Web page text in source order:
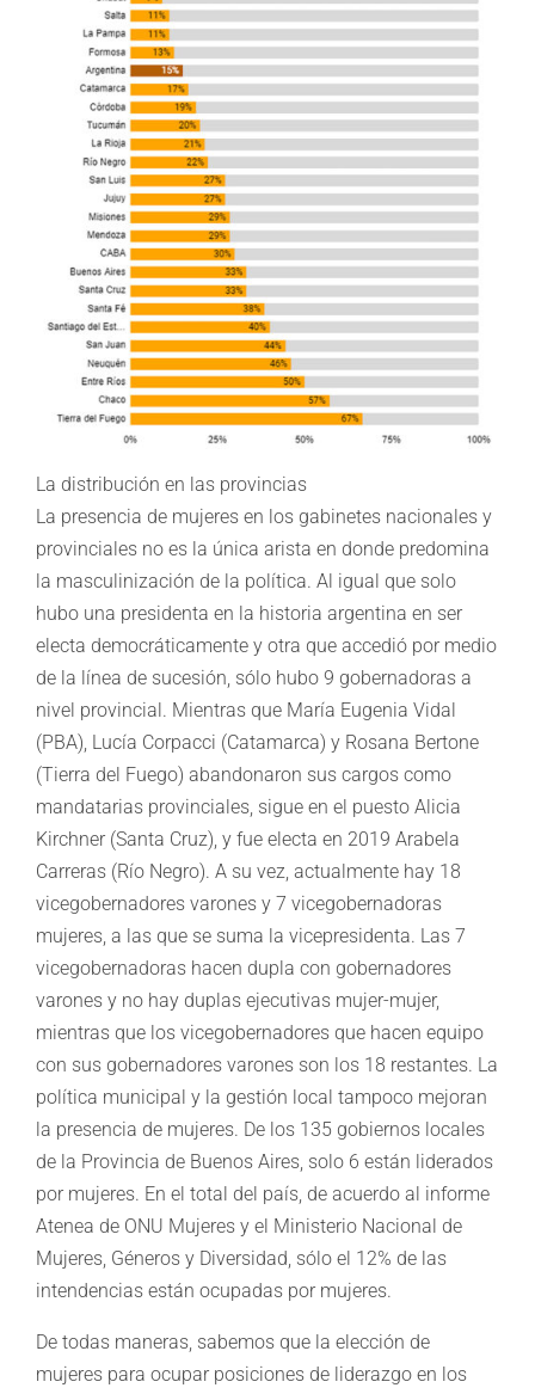
La distribución en las provincias
La presencia de mujeres en los gabinetes nacionales y
provinciales no es la única arista en donde predomina
la masculinización de la política. Al igual que solo
hubo una presidenta en la historia argentina en ser
electa democráticamente y otra que accedió por medio
de la línea de sucesión, sólo hubo 9 gobernadoras a
nivel provincial. Mientras que María Eugenia Vidal
(PBA), Lucía Corpacci (Catamarca) y Rosana Bertone
(Tierra del Fuego) abandonaron sus cargos como
mandatarias provinciales, sigue en el puesto Alicia
Kirchner (Santa Cruz), y fue electa en 2019 Arabela
Carreras (Río Negro). A su vez, actualmente hay 18
vicegobernadores varones y 7 vicegobernadoras
mujeres, a las que se suma la vicepresidenta. Las 7
vicegobernadoras hacen dupla con gobernadores
varones y no hay duplas ejecutivas mujer-mujer,
mientras que los vicegobernadores que hacen equipo
con sus gobernadores varones son los 18 restantes. La
política municipal y la gestión local tampoco mejoran
la presencia de mujeres. De los 135 gobiernos locales
de la Provincia de Buenos Aires, solo 6 están liderados
por mujeres. En el total del país, de acuerdo al informe
Atenea de ONU Mujeres y el Ministerio Nacional de
Mujeres, Géneros y Diversidad, sólo el 12% de las
intendencias están ocupadas por mujeres.
De todas maneras, sabemos que la elección de
mujeres para ocupar posiciones de liderazgo en los